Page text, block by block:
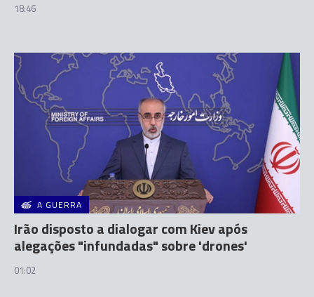
18:46
A GUERRA
Irão disposto a dialogar com Kiev após
alegações "infundadas" sobre 'drones'
01:02